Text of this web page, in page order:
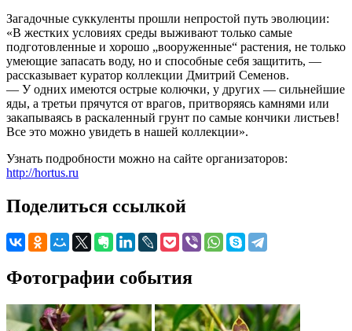
Загадочные суккуленты прошли непростой путь эволюции:
«В жестких условиях среды выживают только самые
подготовленные и хорошо „вооруженные“ растения, не только
умеющие запасать воду, но и способные себя защитить, —
рассказывает куратор коллекции Дмитрий Семенов.
— У одних имеются острые колючки, у других — сильнейшие
яды, а третьи прячутся от врагов, притворяясь камнями или
закапываясь в раскаленный грунт по самые кончики листьев!
Все это можно увидеть в нашей коллекции».
Узнать подробности можно на сайте организаторов:
http://hortus.ru
Поделиться ссылкой
Фотографии события